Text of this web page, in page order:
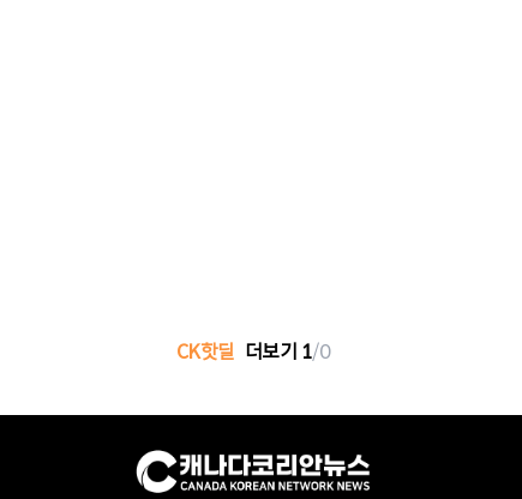
CK핫딜 더보기 1/0